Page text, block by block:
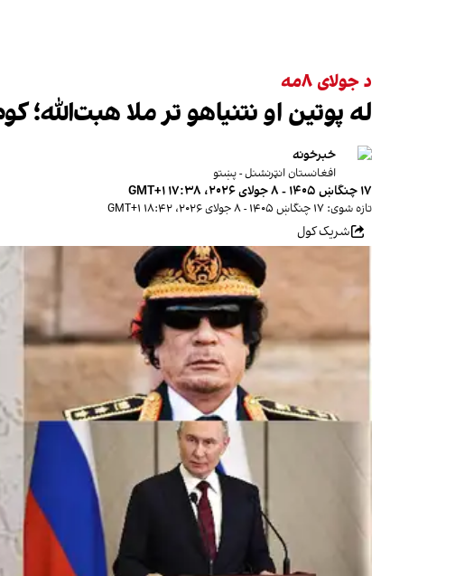
د جولای ۸مه
له پوتین او نتنیاهو تر ملا
خبرخونه
افغانستان انټرنشنل - پښتو
۱۷ چنگاښ ۱۴۰۵ - ۸ جولای ۲۰۲۶، ۱۷:۳۸ GMT+۱
تازه شوی: ۱۷ چنگاښ ۱۴۰۵ - ۸ جولای ۲۰۲۶، ۱۸:۴۲ GMT+۱
شریک کول